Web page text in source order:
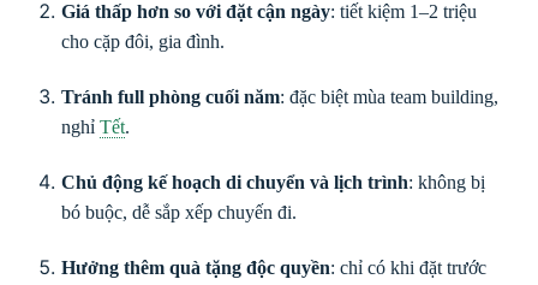
Giá thấp hơn so với đặt cận ngày: tiết kiệm 1–2 triệu
cho cặp đôi, gia đình.
Tránh full phòng cuối năm: đặc biệt mùa team building,
nghỉ Tết.
Chủ động kế hoạch di chuyển và lịch trình: không bị
bó buộc, dễ sắp xếp chuyến đi.
Hưởng thêm quà tặng độc quyền: chỉ có khi đặt trước